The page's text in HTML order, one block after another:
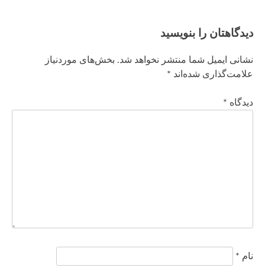
دیدگاهتان را بنویسید
نشانی ایمیل شما منتشر نخواهد شد. بخش‌های موردنیاز
علامت‌گذاری شده‌اند *
دیدگاه *
نام *